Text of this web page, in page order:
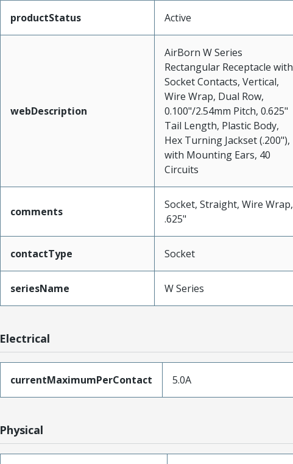
productStatus Active
webDescription
AirBorn W Series
Rectangular Receptacle with
Socket Contacts, Vertical,
Wire Wrap, Dual Row,
0.100"/2.54mm Pitch, 0.625"
Tail Length, Plastic Body,
Hex Turning Jackset (.200"),
with Mounting Ears, 40
Circuits
comments
Socket, Straight, Wire Wrap,
.625"
contactType Socket
seriesName W Series
Electrical
currentMaximumPerContact 5.0A
Physical